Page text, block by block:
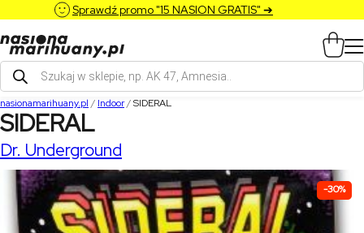
Sprawdź promo "15 NASION GRATIS" ➔
Wyszukiwarka
produktów
nasionamarihuany.pl / Indoor/SIDERAL
SIDERAL
Dr. Underground
-30%